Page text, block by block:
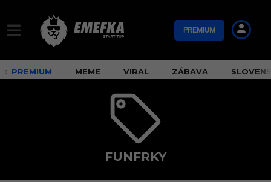
PREMIUM
PREMIUM MEME VIRAL ZÁBAVA
FUNFRKY